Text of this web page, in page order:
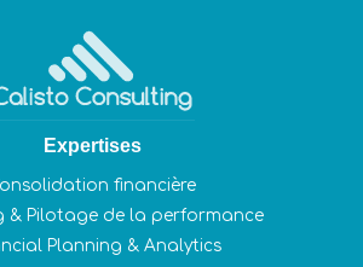
Expertises
financière
& Pilotage de la performance
Planning & Analytics